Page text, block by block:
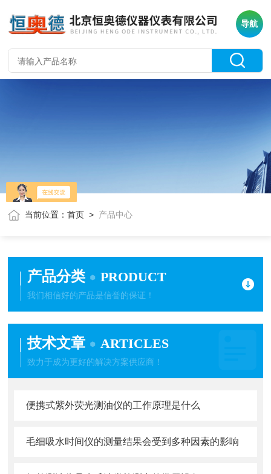
导航
当前位置：首页 > 产品中心
产品分类 PRODUCT
我们相信好的产品是信誉的保证！
技术文章 ARTICLES
致力于成为更好的解决方案供应商！
便携式紫外荧光测油仪的工作原理是什么
毛细吸水时间仪的测量结果会受到多种因素的影响